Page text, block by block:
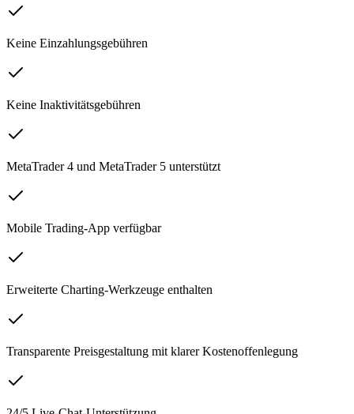
Keine Einzahlungsgebühren
Keine Inaktivitätsgebühren
MetaTrader 4 und MetaTrader 5 unterstützt
Mobile Trading-App verfügbar
Erweiterte Charting-Werkzeuge enthalten
Transparente Preisgestaltung mit klarer Kostenoffenlegung